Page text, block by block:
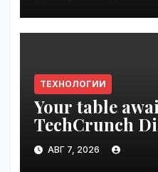
ТЕХНОЛОГИИ
Your table
TechCrunch
be seen by
VseTime.ru
АВГ 7, 2026